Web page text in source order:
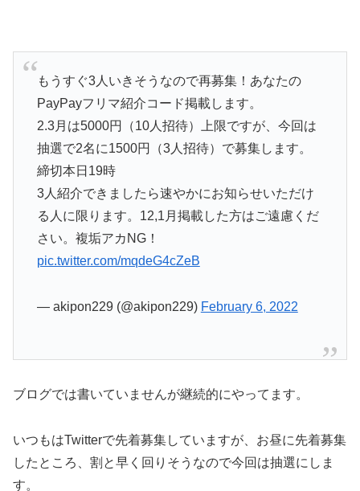
もうすぐ3人いきそうなので再募集！あなたの
PayPayフリマ紹介コード掲載します。
2.3月は5000円（10人招待）上限ですが、今回は
抽選で2名に1500円（3人招待）で募集します。
締切本日19時
3人紹介できましたら速やかにお知らせいただけ
る人に限ります。12,1月掲載した方はご遠慮くだ
さい。複垢アカNG！
pic.twitter.com/mqdeG4cZeB
— akipon229 (@akipon229) February 6, 2022
ブログでは書いていませんが継続的にやってます。
いつもはTwitterで先着募集していますが、お昼に先着募集
したところ、割と早く回りそうなので今回は抽選にしま
す。